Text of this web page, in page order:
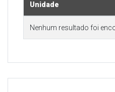
Unidade
Nenhum resultado foi